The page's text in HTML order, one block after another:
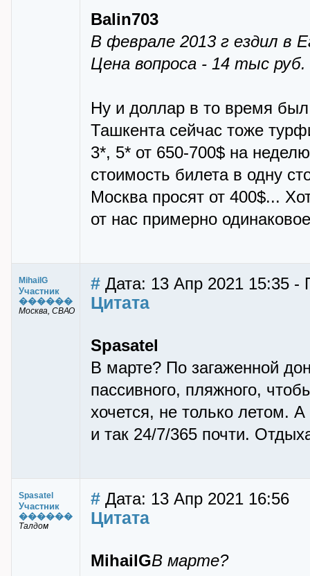
Balin703
В феврале 2013 г ездил в
Цена вопроса - 14 тыс руб.
Ну и доллар в то время был
Ташкента сейчас тоже
3*, 5* от 650-700$ на
стоимость билета в одну
Москва просят от 400$...
от нас примерно одинаковое
MihailG
Участник
������
Москва, СВАО
# Дата: 13 Апр 2021 15:35 -
Цитата
Spasatel
В марте? По загаженной
пассивного, пляжного,
хочется, не только летом.
и так 24/7/365 почти.
Spasatel
Участник
������
Талдом
# Дата: 13 Апр 2021 16:56
Цитата
MihailGВ марте?